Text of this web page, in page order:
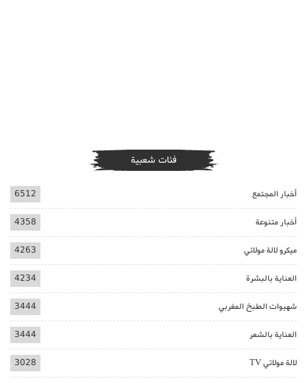
فئات شعبية
أخبار المجتمع 6512
أخبار متنوعة 4358
ميكرو لالة مولاتي 4263
العناية بالبشرة 4234
شهيوات الطبخ المغربي 3444
العناية بالشعر 3444
لالة مولاتي TV 3028